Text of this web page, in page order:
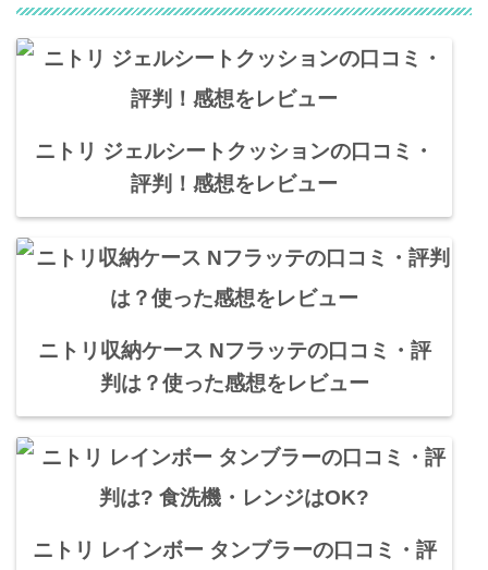
ニトリ ジェルシートクッションの口コミ・
評判！感想をレビュー
ニトリ収納ケース Nフラッテの口コミ・評
判は？使った感想をレビュー
ニトリ レインボー タンブラーの口コミ・評